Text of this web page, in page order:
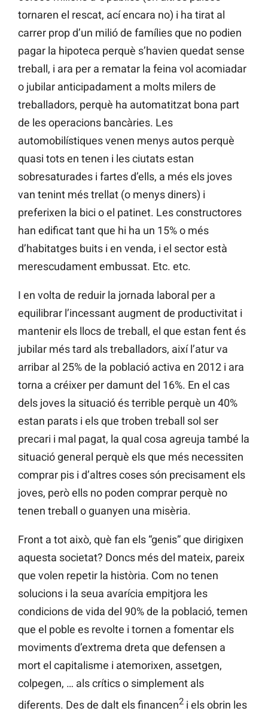
tornaren el rescat, ací encara no) i ha tirat al
carrer prop d’un milió de famílies que no podien
pagar la hipoteca perquè s’havien quedat sense
treball, i ara per a rematar la feina vol acomiadar
o jubilar anticipadament a molts milers de
treballadors, perquè ha automatitzat bona part
de les operacions bancàries. Les
automobilístiques venen menys autos perquè
quasi tots en tenen i les ciutats estan
sobresaturades i fartes d’ells, a més els joves
van tenint més trellat (o menys diners) i
preferixen la bici o el patinet. Les constructores
han edificat tant que hi ha un 15% o més
d’habitatges buits i en venda, i el sector està
merescudament embussat. Etc. etc.
I en volta de reduir la jornada laboral per a
equilibrar l’incessant augment de productivitat i
mantenir els llocs de treball, el que estan fent és
jubilar més tard als treballadors, així l’atur va
arribar al 25% de la població activa en 2012 i ara
torna a créixer per damunt del 16%. En el cas
dels joves la situació és terrible perquè un 40%
estan parats i els que troben treball sol ser
precari i mal pagat, la qual cosa agreuja també la
situació general perquè els que més necessiten
comprar pis i d’altres coses són precisament els
joves, però ells no poden comprar perquè no
tenen treball o guanyen una misèria.
Front a tot això, què fan els “genis” que dirigixen
aquesta societat? Doncs més del mateix, pareix
que volen repetir la història. Com no tenen
solucions i la seua avarícia empitjora les
condicions de vida del 90% de la població, temen
que el poble es revolte i tornen a fomentar els
moviments d’extrema dreta que defensen a
mort el capitalisme i atemorixen, assetgen,
colpegen, … als crítics o simplement als
diferents. Des de dalt els financen2 i els obrin les